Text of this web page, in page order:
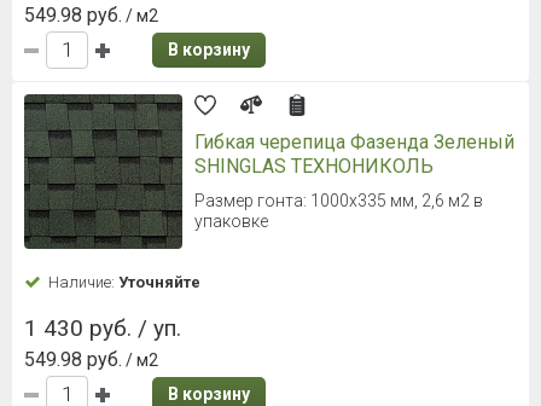
549.98 руб. / м2
В корзину
Гибкая черепица Фазенда Зеленый
SHINGLAS ТЕХНОНИКОЛЬ
Размер гонта: 1000х335 мм, 2,6 м2 в
упаковке
Наличие: Уточняйте
1 430 руб. / уп.
549.98 руб. / м2
В корзину